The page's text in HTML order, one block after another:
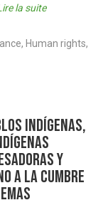
la suite
Human rights,
indígenas,
y
a la Cumbre